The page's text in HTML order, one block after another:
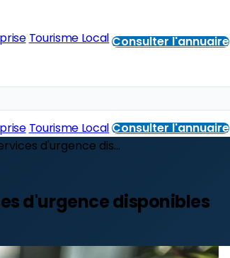
Tourisme LocalConsulter l'annuaire
Tourisme LocalConsulter l'annuaire
d'urgence dis...
d'urgence disponibles